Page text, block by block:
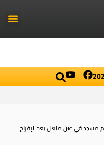
مسجد في عين ماهل بعد الإفراج